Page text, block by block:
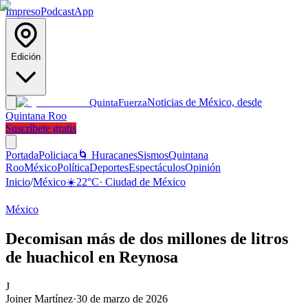
ImpresoPodcastApp
Edición
QuintaFuerzaNoticias de México, desde
Quintana Roo
Suscríbete gratis
PortadaPoliciaca 🌀 HuracanesSismosQuintana
RooMéxicoPolíticaDeportesEspectáculosOpinión
Inicio/México☀️22°C· Ciudad de México
México
Decomisan más de dos millones de litros
de huachicol en Reynosa
J
Joiner Martínez·30 de marzo de 2026